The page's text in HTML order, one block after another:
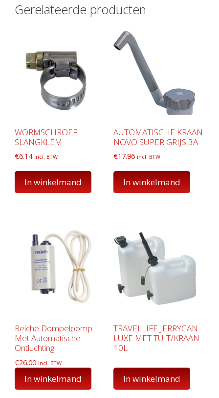
Gerelateerde producten
WORMSCHROEF
SLANGKLEM
€6.14 incl. BTW
In winkelmand
AUTOMATISCHE KRAAN
NOVO SUPER GRIJS 3A
€17.96 incl. BTW
In winkelmand
Reiche Dompelpomp
Met Automatische
Ontluchting
€26.00 incl. BTW
In winkelmand
TRAVELLIFE JERRYCAN
LUXE MET TUIT/KRAAN
10L
In winkelmand